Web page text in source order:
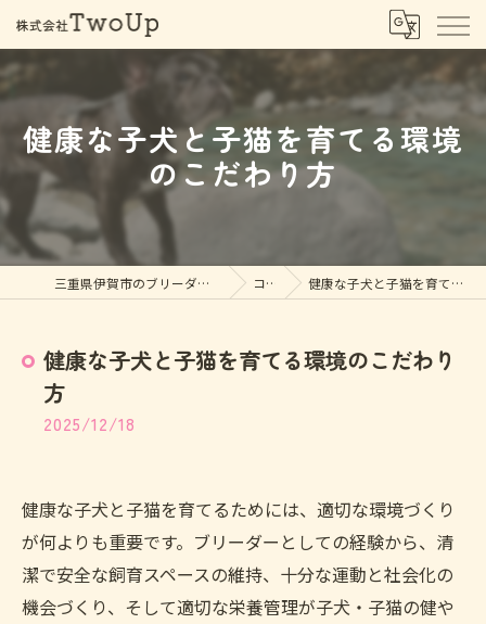
健康な子犬と子猫を育てる環境
のこだわり方
三重県伊賀市のブリーダーなら株式会社TwoUp コラム 健康な子犬と子猫を育てる環境のこだわり方
健康な子犬と子猫を育てる環境のこだわり
方
2025/12/18
健康な子犬と子猫を育てるためには、適切な環境づくり
が何よりも重要です。ブリーダーとしての経験から、清
潔で安全な飼育スペースの維持、十分な運動と社会化の
機会づくり、そして適切な栄養管理が子犬・子猫の健や